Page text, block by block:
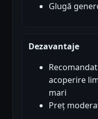
Glugă
Dezavantaje
acoperire
mari
Preț